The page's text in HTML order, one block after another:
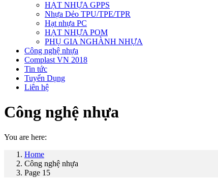
HẠT NHỰA GPPS
Nhựa Dẻo TPU/TPE/TPR
Hạt nhựa PC
HẠT NHỰA POM
PHỤ GIA NGHÀNH NHỰA
Công nghệ nhựa
Complast VN 2018
Tin tức
Tuyển Dụng
Liên hệ
Công nghệ nhựa
You are here:
Home
Công nghệ nhựa
Page 15